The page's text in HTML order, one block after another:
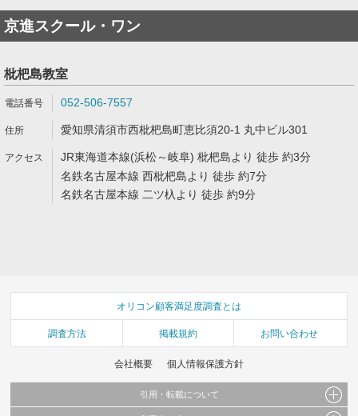
京進スクール・ワン
枇杷島教室
052-506-7557
愛知県清須市西枇杷島町恵比須20-1 丸中ビル301
JR東海道本線(浜松～岐阜) 枇杷島より 徒歩 約3分
名鉄名古屋本線 西枇杷島より 徒歩 約7分
名鉄名古屋本線 二ツ杁より 徒歩 約9分
オリコン顧客満足度調査とは
調査方法 掲載規約 お問い合わせ
会社概要 個人情報保護方針
引用・転載について